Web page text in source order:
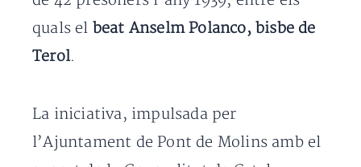
quals el beat Anselm Polanco, bisbe de
Terol.
La iniciativa, impulsada per
l’Ajuntament de Pont de Molins amb el